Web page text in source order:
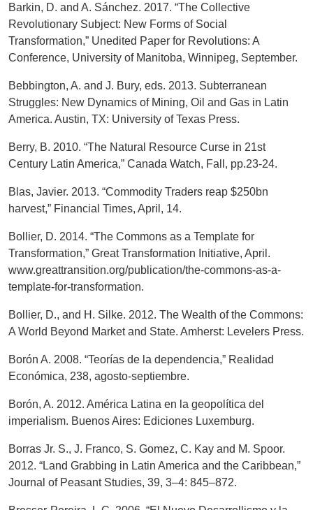
Barkin, D. and A. Sánchez. 2017. “The Collective
Revolutionary Subject: New Forms of Social
Transformation,” Unedited Paper for Revolutions: A
Conference, University of Manitoba, Winnipeg, September.
Bebbington, A. and J. Bury, eds. 2013. Subterranean
Struggles: New Dynamics of Mining, Oil and Gas in Latin
America. Austin, TX: University of Texas Press.
Berry, B. 2010. “The Natural Resource Curse in 21st
Century Latin America,” Canada Watch, Fall, pp.23-24.
Blas, Javier. 2013. “Commodity Traders reap $250bn
harvest,” Financial Times, April, 14.
Bollier, D. 2014. “The Commons as a Template for
Transformation,” Great Transformation Initiative, April.
www.greattransition.org/publication/the-commons-as-a-
template-for-transformation.
Bollier, D., and H. Silke. 2012. The Wealth of the Commons:
A World Beyond Market and State. Amherst: Levelers Press.
Borón A. 2008. “Teorías de la dependencia,” Realidad
Económica, 238, agosto-septiembre.
Borón, A. 2012. América Latina en la geopolítica del
imperialism. Buenos Aires: Ediciones Luxemburg.
Borras Jr. S., J. Franco, S. Gomez, C. Kay and M. Spoor.
2012. “Land Grabbing in Latin America and the Caribbean,”
Journal of Peasant Studies, 39, 3–4: 845–872.